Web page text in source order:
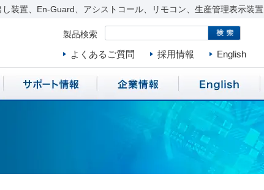
装置、En-Guard、アシストコール、リモコン、生産管理表示装置
製品検索
よくあるご質問 採用情報 English